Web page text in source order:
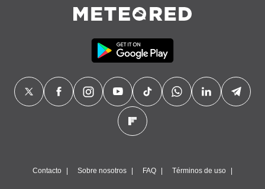
Contacto Sobre nosotros FAQ Términos de uso